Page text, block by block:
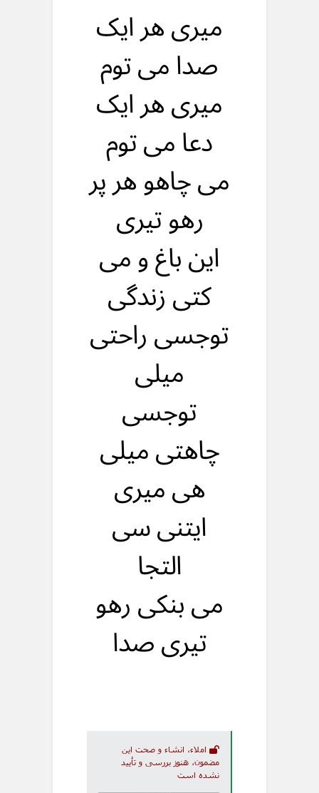
میری هر ایک
صدا می توم
میری هر ایک
دعا می توم
می چاهو هر پر
رهو تیری
این باغ و می
کتی زندگی
توجسی راحتی
میلی
توجسی
چاهتی میلی
هی میری
ایتنی سی
التجا
می بنکی رهو
تیری صدا
املاء، انشاء و صحت این
مضمون، هنوز بررسی و تأیید
نشده است